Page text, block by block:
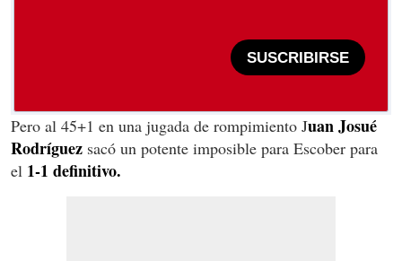
SUSCRIBIRSE
Pero al 45+1 en una jugada de rompimiento Juan Josué
Rodríguez sacó un potente imposible para Escober para
el 1-1 definitivo.